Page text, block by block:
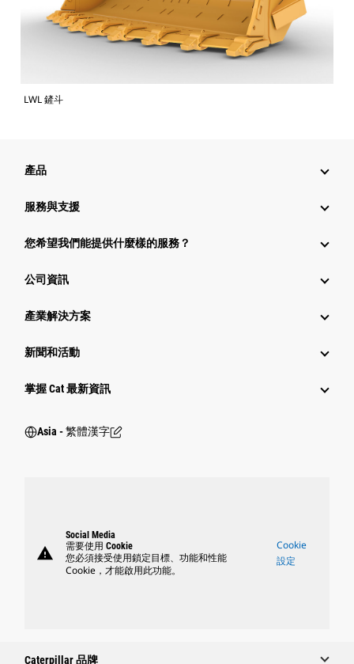
LWL 鏟斗
產品
服務與支援
您希望我們能提供什麼樣的服務？
公司資訊
產業解決方案
新聞和活動
掌握 Cat 最新資訊
Asia - 繁體漢字
warning
Social Media
需要使用 Cookie
您必須接受使用鎖定目標、功能和性能
Cookie，才能啟用此功能。
Cookie
設定
Caterpillar 品牌